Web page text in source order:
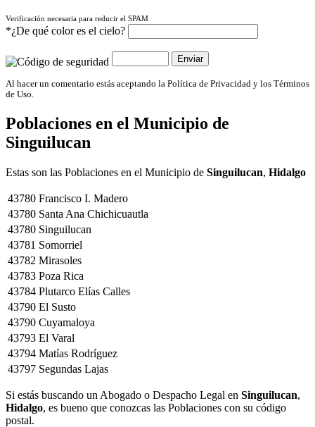
Verificación necesaria para reducir el SPAM
*¿De qué color es el cielo?
Al hacer un comentario estás aceptando la Política de Privacidad y los Términos
de Uso.
Poblaciones en el Municipio de
Singuilucan
Estas son las Poblaciones en el Municipio de Singuilucan, Hidalgo
43780 Francisco I. Madero
43780 Santa Ana Chichicuautla
43780 Singuilucan
43781 Somorriel
43782 Mirasoles
43783 Poza Rica
43784 Plutarco Elías Calles
43790 El Susto
43790 Cuyamaloya
43793 El Varal
43794 Matías Rodríguez
43797 Segundas Lajas
Si estás buscando un Abogado o Despacho Legal en Singuilucan,
Hidalgo, es bueno que conozcas las Poblaciones con su código
postal.